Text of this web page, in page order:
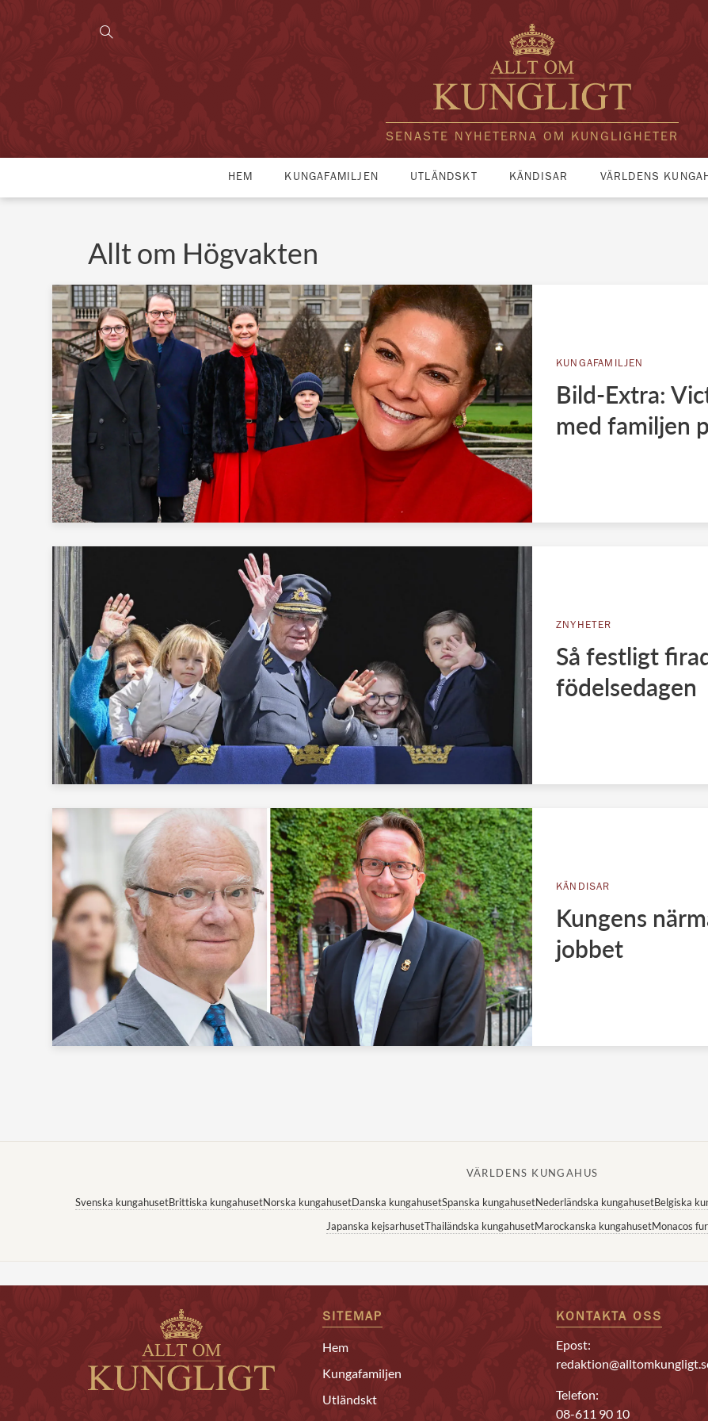
SENASTE NYHETERNA OM KUNGLIGHETER
HEM KUNGAFAMILJEN UTLÄNDSKT KÄNDISAR VÄRLDENS
Allt om Högvakten
KUNGAFAMILJEN
Bild-Extra:
med familjen
ZNYHETER
Så festligt
födelsedagen
KÄNDISAR
Kungens
jobbet
VÄRLDENS KUNGAHUS
Svenska kungahusetBrittiska kungahusetNorska kungahusetDanska kungahusetSpanska kungahusetNederländska kungahusetBelgiska
Japanska kejsarhusetThailändska kungahusetMarockanska kungahusetMonacos
SITEMAP
Hem
Kungafamiljen
Utländskt
KONTAKTA OSS
Epost:
Telefon:
08-611 90 10